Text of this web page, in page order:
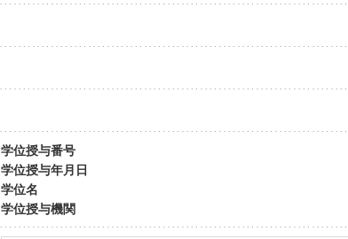
学位授与番号
学位授与年月日
学位名
学位授与機関